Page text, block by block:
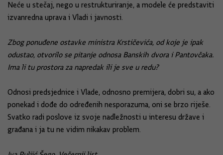
Neće u stečaj, nego u restrukturiranje, a modele će predstaviti
izvanredna uprava i Vladi i javnosti.
Zbog ponuđene ostavke ministra Krstičevića, od koje je ipak
odustao, otvorilo se pitanje odnosa Banskih dvora i Pantovčaka.
Ima li tu prostora za napredak ili je sve u redu?
Odnosi predsjednice i Vlade, odnosno premijera, dobri su, a ako
ponekad i dođe do određenih nesporazuma, oni se brzo riješe.
Svatko radi poslove iz svoje nadležnosti u interesu države i
građana i ja tu ne vidim nikakav problem.